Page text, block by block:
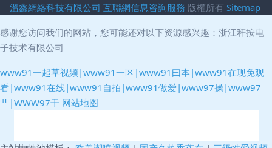
溫鑫網絡科技有限公司 互聯網信息咨詢服務 版權所有 Sitemap
感谢您访问我们的网站，您可能还对以下资源感兴趣：浙江秆按电
子技术有限公司
www91一起草视频|www91一区|www91曰本|www91在现免观
看|www91在线|www91自拍|www91做爱|www97操|www97
艹|WWW97干 网站地图
韩国无吗AV 91成人视颖 欧美高清性交 无码人妻熟妇av 91涩涩视频 大香蕉